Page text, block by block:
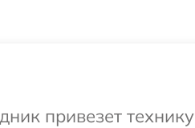
привезет технику